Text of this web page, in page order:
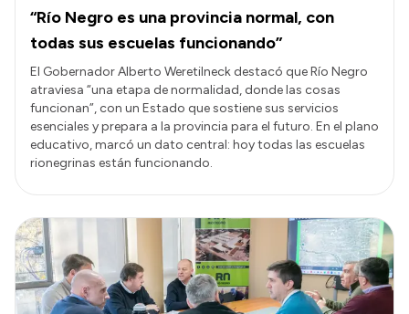
“Río Negro es una provincia normal, con
todas sus escuelas funcionando”
El Gobernador Alberto Weretilneck destacó que Río Negro
atraviesa “una etapa de normalidad, donde las cosas
funcionan”, con un Estado que sostiene sus servicios
esenciales y prepara a la provincia para el futuro. En el plano
educativo, marcó un dato central: hoy todas las escuelas
rionegrinas están funcionando.